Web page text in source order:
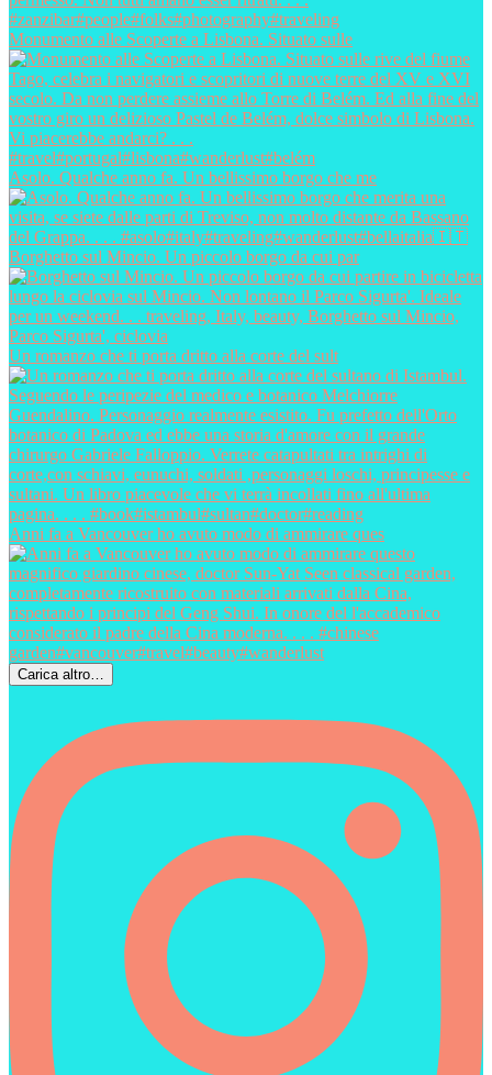
Monumento alle Scoperte a Lisbona. Situato sulle
Asolo. Qualche anno fa. Un bellissimo borgo che me
Borghetto sul Mincio. Un piccolo borgo da cui par
Un romanzo che ti porta dritto alla corte del sult
Anni fa a Vancouver ho avuto modo di ammirare ques
Carica altro…